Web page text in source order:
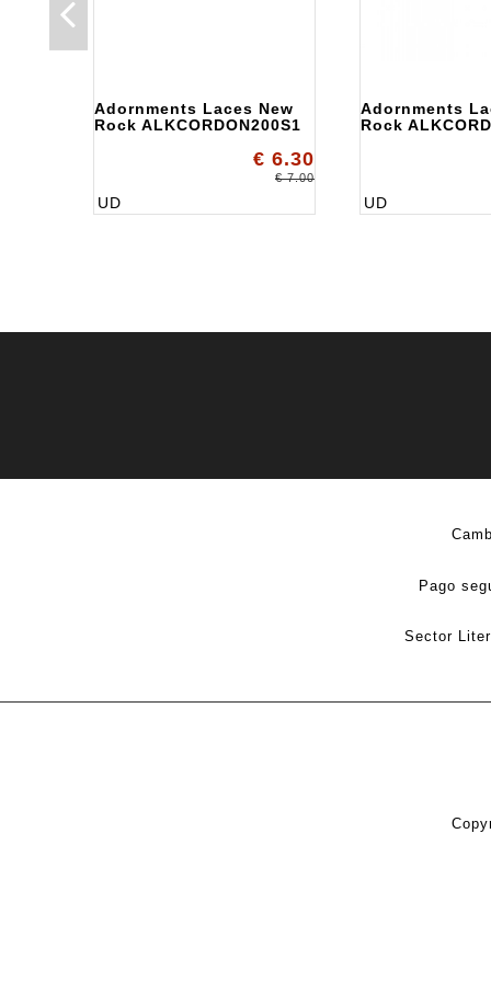
Adornments Laces New
Rock ALKCORDON200S1
€ 6.30
€ 7.00
UD
Adornments
Rock
UD
Pago
Sector